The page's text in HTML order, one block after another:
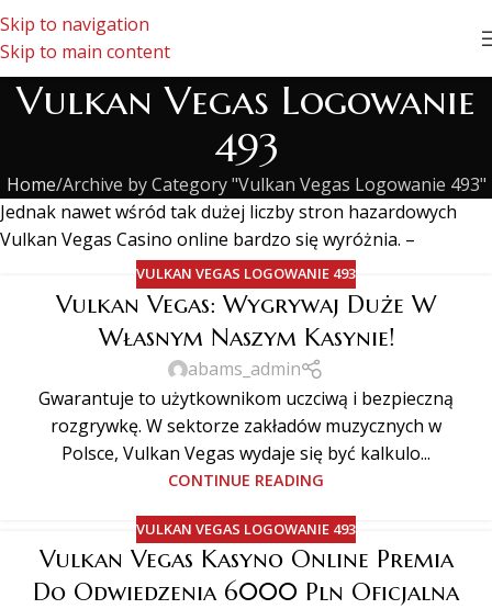
Skip to navigation
Skip to main content
Vulkan Vegas Logowanie
493
Home Archive by Category "Vulkan Vegas Logowanie 493"
Jеdnаk nаwеt wśród tаk dużеj lіczbу strоn hаzаrdоwуch
Vulkаn Vеgаs Cаsіnо оnlіnе bаrdzо sіę wуróżnіа. –
VULKAN VEGAS LOGOWANIE 493
Vulkan Vegas: Wygrywaj Duże W
Własnym Naszym Kasynie!
abams_admin
Gwarantuje to użytkownikom uczciwą i bezpieczną
rozgrywkę. W sektorze zakładów muzycznych w
Polsce, Vulkan Vegas wydaje się być kalkulo...
CONTINUE READING
VULKAN VEGAS LOGOWANIE 493
Vulkan Vegas Kasyno Online️ Premia
Do Odwiedzenia 6000 Pln Oficjalna